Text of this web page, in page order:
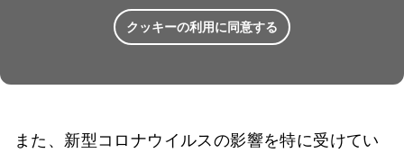
クッキーの利用に同意する
また、新型コロナウイルスの影響を特に受けてい